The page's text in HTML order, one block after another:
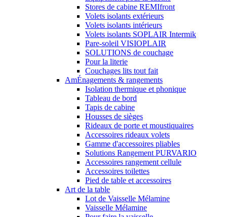
Stores de cabine REMIfront
Volets isolants extérieurs
Volets isolants intérieurs
Volets isolants SOPLAIR Intermik
Pare-soleil VISIOPLAIR
SOLUTIONS de couchage
Pour la literie
Couchages lits tout fait
AmÉnagements & rangements
Isolation thermique et phonique
Tableau de bord
Tapis de cabine
Housses de sièges
Rideaux de porte et moustiquaires
Accessoires rideaux volets
Gamme d'accessoires pliables
Solutions Rangement PURVARIO
Accessoires rangement cellule
Accessoires toilettes
Pied de table et accessoires
Art de la table
Lot de Vaisselle Mélamine
Vaisselle Mélamine